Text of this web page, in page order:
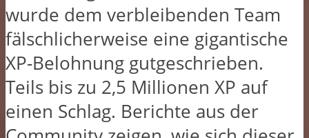
wurde dem verbleibenden Team
fälschlicherweise eine gigantische
XP-Belohnung gutgeschrieben.
Teils bis zu 2,5 Millionen XP auf
einen Schlag. Berichte aus der